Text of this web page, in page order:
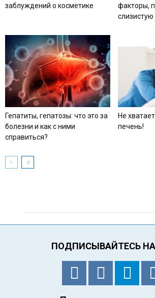
заблуждений о косметике
факторы,
Гепатиты, гепатозы: что это за
болезни и как с ними
справиться?
Не
печень!
ПОДПИСЫВАЙТЕСЬ